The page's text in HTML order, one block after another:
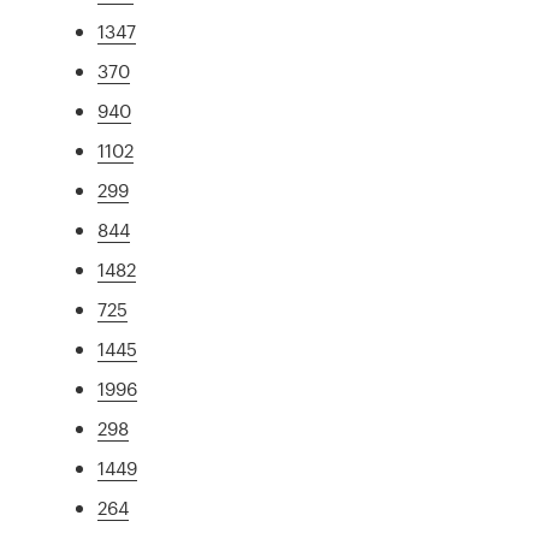
1347
370
940
1102
299
844
1482
725
1445
1996
298
1449
264